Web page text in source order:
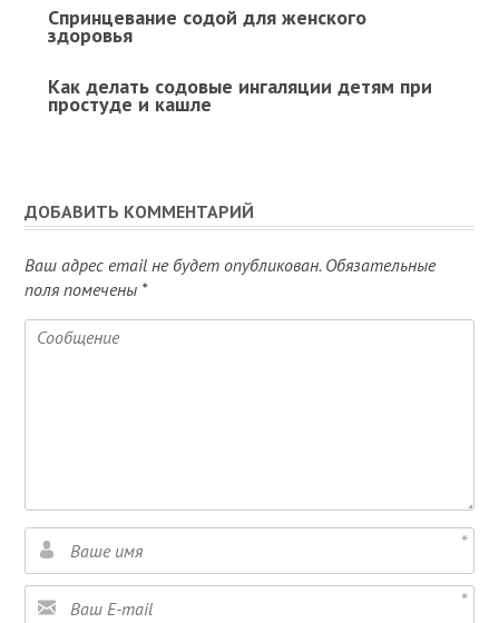
Спринцевание содой для женского
здоровья
Как делать содовые ингаляции детям при
простуде и кашле
ДОБАВИТЬ КОММЕНТАРИЙ
Ваш адрес email не будет опубликован. Обязательные
поля помечены *